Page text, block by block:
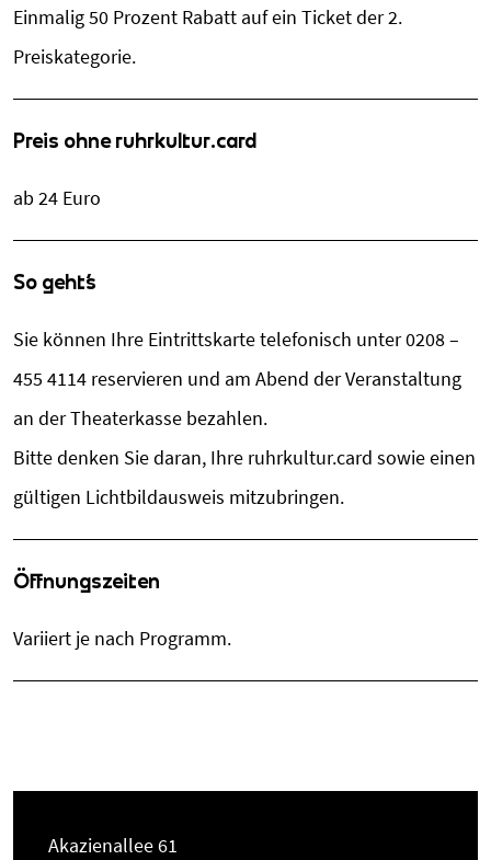
Einmalig 50 Prozent Rabatt auf ein Ticket der 2.
Preiskategorie.
Preis ohne ruhrkultur.card
ab 24 Euro
So geht´s
Sie können Ihre Eintrittskarte telefonisch unter 0208 –
455 4114 reservieren und am Abend der Veranstaltung
an der Theaterkasse bezahlen.
Bitte denken Sie daran, Ihre ruhrkultur.card sowie einen
gültigen Lichtbildausweis mitzubringen.
Öffnungszeiten
Variiert je nach Programm.
Akazienallee 61